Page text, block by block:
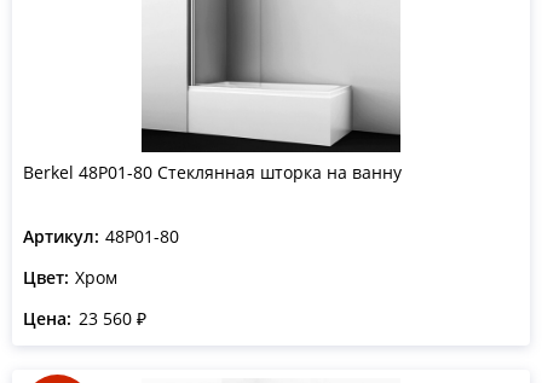
Berkel 48P01-80 Стеклянная шторка на ванну
Артикул: 48P01-80
Цвет: Хром
Цена: 23 560 ₽